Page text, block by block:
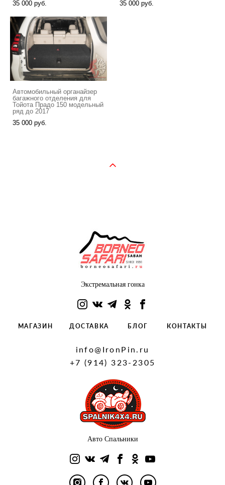
35 000 pуб.
35 000 pуб.
Автомобильный органайзер
багажного отделения для
Тойота Прадо 150 модельный
ряд до 2017
35 000 pуб.
Экстремальная гонка
МАГАЗИН ДОСТАВКА БЛОГ КОНТАКТЫ
info@IronPin.ru
+7 (914) 323-2305
Авто Спальники